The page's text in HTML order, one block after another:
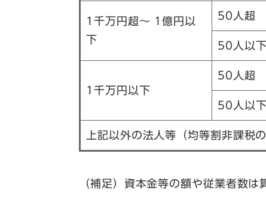
1千万円超～ 1億円以
下
50人超
50人以下
1千万円以下
50人超
50人以下
上記以外の法人等（均等割非課税
（補足）資本金等の額や従業者数